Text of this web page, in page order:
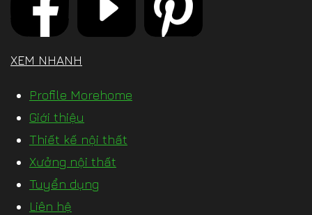
XEM NHANH
Profile Morehome
Giới thiệu
Thiết kế nội thất
Xưởng nội thất
Tuyển dụng
Liên hệ